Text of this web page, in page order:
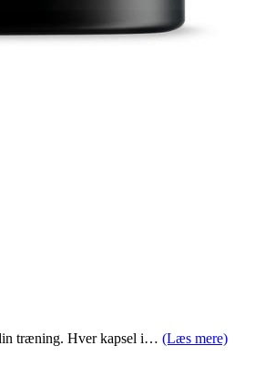
træning. Hver kapsel i… (Læs mere)